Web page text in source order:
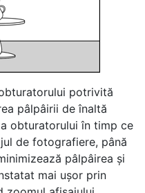
potrivită
pâlpâirii de înaltă
obturatorului în timp ce
de fotografiere, până
pâlpâirea și
mai ușor prin